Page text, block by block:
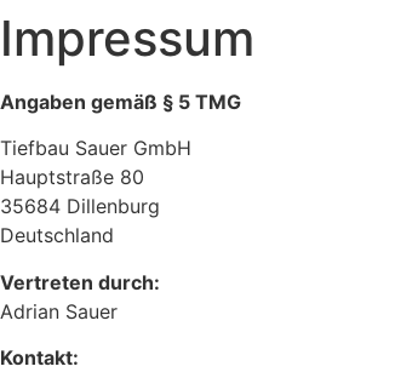
Impressum
Angaben gemäß § 5 TMG
Tiefbau Sauer GmbH
Hauptstraße 80
35684 Dillenburg
Deutschland
Vertreten durch:
Adrian Sauer
Kontakt: